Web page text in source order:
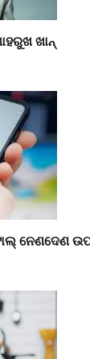
ଖାନ୍
ନେଣଦେଣ